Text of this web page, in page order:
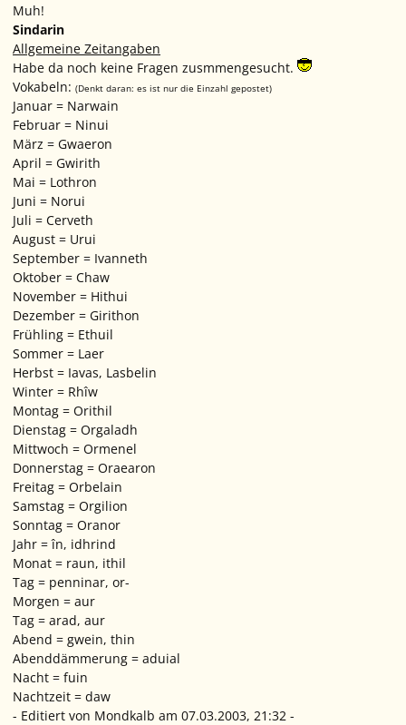
Muh!
Sindarin
Allgemeine Zeitangaben
Habe da noch keine Fragen zusmmengesucht.
Vokabeln: (Denkt daran: es ist nur die Einzahl gepostet)
Januar = Narwain
Februar = Ninui
März = Gwaeron
April = Gwirith
Mai = Lothron
Juni = Norui
Juli = Cerveth
August = Urui
September = Ivanneth
Oktober = Chaw
November = Hithui
Dezember = Girithon
Frühling = Ethuil
Sommer = Laer
Herbst = Iavas, Lasbelin
Winter = Rhîw
Montag = Orithil
Dienstag = Orgaladh
Mittwoch = Ormenel
Donnerstag = Oraearon
Freitag = Orbelain
Samstag = Orgilion
Sonntag = Oranor
Jahr = în, idhrind
Monat = raun, ithil
Tag = penninar, or-
Morgen = aur
Tag = arad, aur
Abend = gwein, thin
Abenddämmerung = aduial
Nacht = fuin
Nachtzeit = daw
- Editiert von Mondkalb am 07.03.2003, 21:32 -